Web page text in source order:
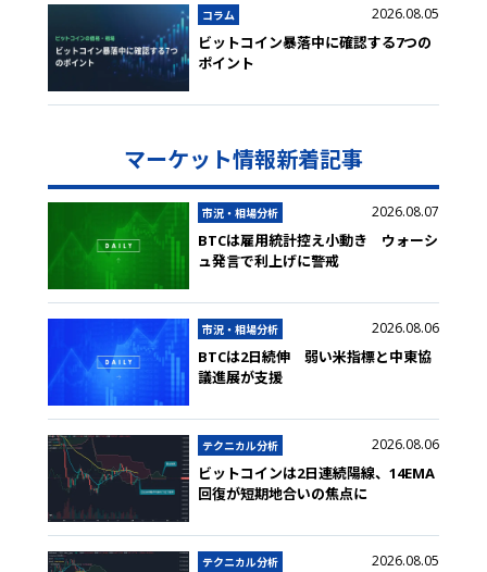
コラム 2026.08.05
ビットコイン暴落中に確認する7つの
ポイント
マーケット情報新着記事
市況・相場分析 2026.08.07
BTCは雇用統計控え小動き ウォーシ
ュ発言で利上げに警戒
市況・相場分析 2026.08.06
BTCは2日続伸 弱い米指標と中東協
議進展が支援
テクニカル分析 2026.08.06
ビットコインは2日連続陽線、14EMA
回復が短期地合いの焦点に
テクニカル分析 2026.08.05